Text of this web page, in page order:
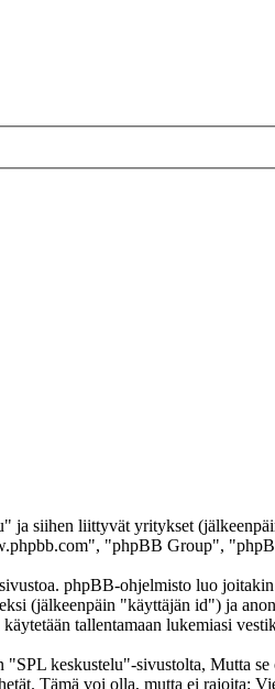
ja siihen liittyvät yritykset
"phpBB Group",
phpBB-ohjelmisto luo
(jälkeenpäin "käyttäjän id") ja
tallentamaan lukemiasi
"SPL keskustelu"-sivustolta,
Tämä voi olla, mutta ei